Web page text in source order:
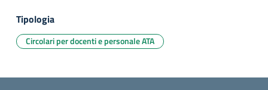
Tipologia
Circolari per docenti e personale ATA